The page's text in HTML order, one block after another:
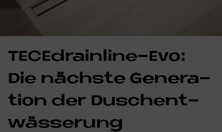
TE­CEdrain­li­ne-Evo:
Die näch­ste Ge­nera­
ti­on der Du­sch­ent­
wäs­se­rung